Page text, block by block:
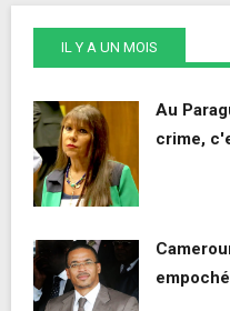
IL Y A UN MOIS
Au
crime,